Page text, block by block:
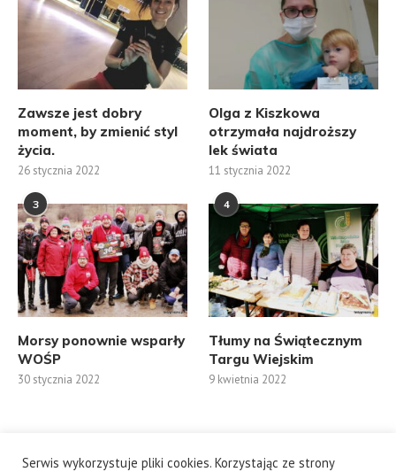
Zawsze jest dobry
moment, by zmienić styl
życia.
26 stycznia 2022
Olga z Kiszkowa
otrzymała najdroższy
lek świata
11 stycznia 2022
3
Morsy ponownie wsparły
WOŚP
30 stycznia 2022
4
Tłumy na Świątecznym
Targu Wiejskim
9 kwietnia 2022
Serwis wykorzystuje pliki cookies. Korzystając ze strony